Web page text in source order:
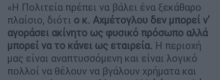
«Η Πολιτεία πρέπει να βάλει ένα ξεκάθαρο
πλαίσιο, διότι ο κ. Αχμέτογλου δεν μπορεί ν'
αγοράσει ακίνητο ως φυσικό πρόσωπο αλλά
μπορεί να το κάνει ως εταιρεία. Η περιοχή
μας είναι αναπτυσσόμενη και είναι λογικό
πολλοί να θέλουν να βγάλουν χρήματα και